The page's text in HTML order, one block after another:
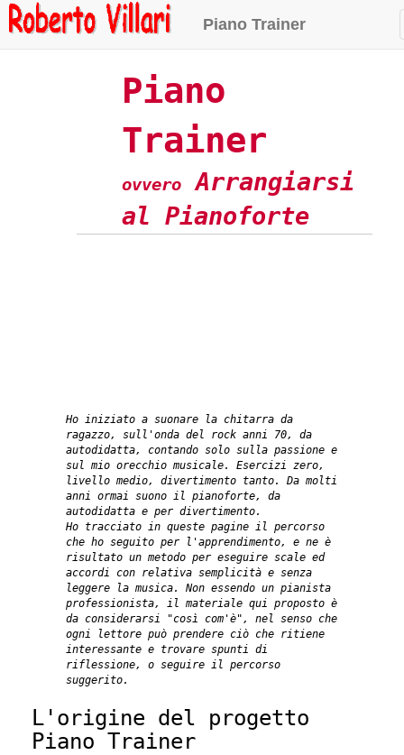
Piano Trainer
Piano
Trainer
ovvero
Arrangiarsi
al Pianoforte
Ho iniziato a suonare la chitarra da
ragazzo, sull'onda del rock anni 70, da
autodidatta, contando solo sulla passione e
sul mio orecchio musicale. Esercizi zero,
livello medio, divertimento tanto. Da molti
anni ormai suono il pianoforte, da
autodidatta e per divertimento.
Ho tracciato in queste pagine il percorso
che ho seguito per l'apprendimento, e ne è
risultato un metodo per eseguire scale ed
accordi con relativa semplicità e senza
leggere la musica. Non essendo un pianista
professionista, il materiale qui proposto è
da considerarsi "così com'è", nel senso che
ogni lettore può prendere ciò che ritiene
interessante e trovare spunti di
riflessione, o seguire il percorso
suggerito.
L'origine del progetto
Piano Trainer